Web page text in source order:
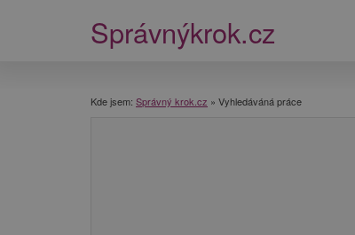
Správnýkrok.cz
Kde jsem: Správný krok.cz » Vyhledáváná práce